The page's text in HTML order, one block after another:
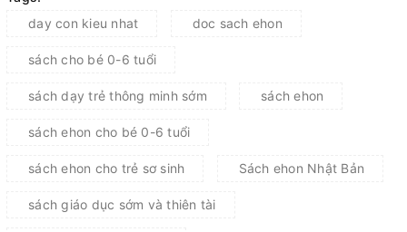
day con kieu nhat
doc sach ehon
sách cho bé 0-6 tuổi
sách dạy trẻ thông minh sớm sách ehon
sách ehon cho bé 0-6 tuổi
sách ehon cho trẻ sơ sinh Sách ehon Nhật Bản
sách giáo dục sớm và thiên tài